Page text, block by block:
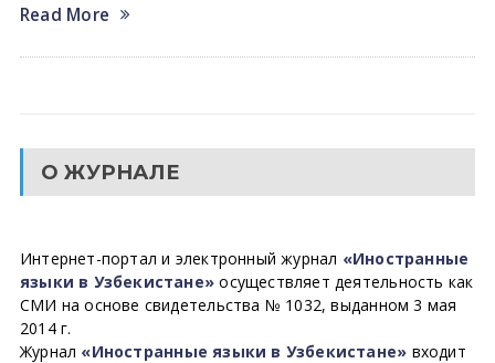
Read More
О ЖУРНАЛЕ
Интернет-портал и электронный журнал «Иностранные
языки в Узбекистане» осуществляет деятельность как
СМИ на основе свидетельства № 1032, выданном 3 мая
2014 г.
Журнал «Иностранные языки в Узбекистане» входит